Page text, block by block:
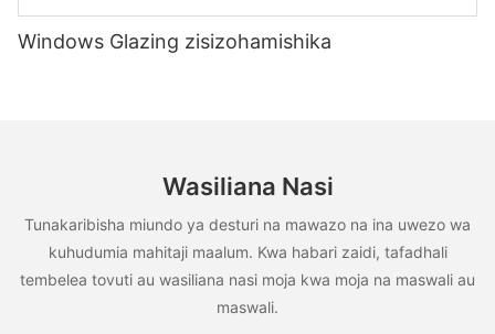
Windows Glazing zisizohamishika
Wasiliana Nasi
Tunakaribisha miundo ya desturi na mawazo na ina uwezo wa
kuhudumia mahitaji maalum. Kwa habari zaidi, tafadhali
tembelea tovuti au wasiliana nasi moja kwa moja na maswali au
maswali.